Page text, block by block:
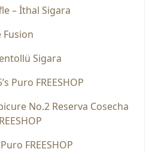
– İthal Sigara
Sigara
Puro FREESHOP
No.2 Reserva Cosecha
FREESHOP